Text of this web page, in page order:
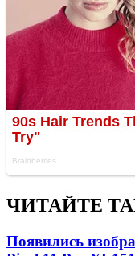
ЧИТАЙТЕ
Появились